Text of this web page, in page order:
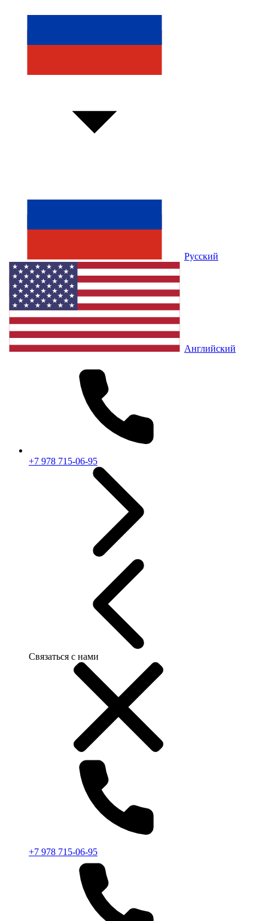
Русский
Английский
+7 978 715-06-95
Связаться с нами
+7 978 715-06-95